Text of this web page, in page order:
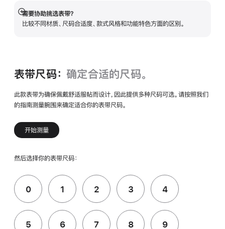
需要协助挑选表带？
比较不同材质、尺码合适度、款式风格和功能特色方面的区别。
展
开
表带尺码： 确定合适的尺码。
此款表带为确保佩戴舒适服帖而设计，因此提供多种尺码可选。请按照我们
的指南测量腕围来确定适合你的表带尺码。
开始测量
然后选择你的表带尺码：
0 1 2 3 4
5 6 7 8 9